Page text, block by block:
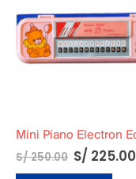
S/250.00 S/ 225.00